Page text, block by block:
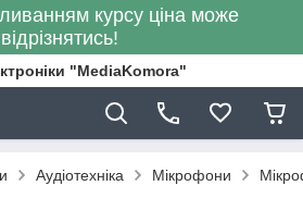
курсу ціна може
відрізнятись!
"MediaKomora"
Аудіотехніка Мікрофони